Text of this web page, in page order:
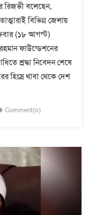
রিজভী বলেছেন,
বিভিন্ন জেলায়
(১৮ আগস্ট)
ফাউন্ডেশনের
শ্রদ্ধা নিবেদন শেষে
হিংস্র থাবা থেকে দেশ
Comment(০)